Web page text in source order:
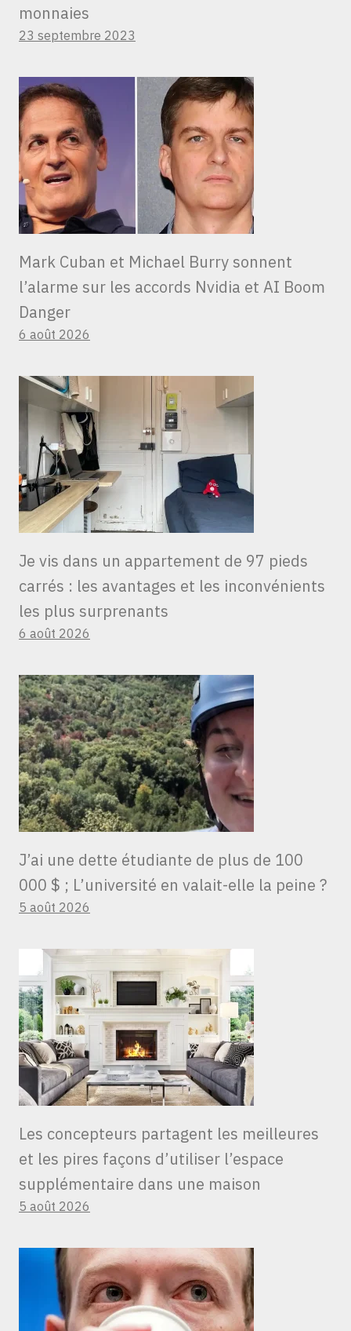
monnaies
23 septembre 2023
Mark Cuban et Michael Burry sonnent
l’alarme sur les accords Nvidia et AI Boom
Danger
6 août 2026
Je vis dans un appartement de 97 pieds
carrés : les avantages et les inconvénients
les plus surprenants
6 août 2026
J’ai une dette étudiante de plus de 100
000 $ ; L’université en valait-elle la peine ?
5 août 2026
Les concepteurs partagent les meilleures
et les pires façons d’utiliser l’espace
supplémentaire dans une maison
5 août 2026